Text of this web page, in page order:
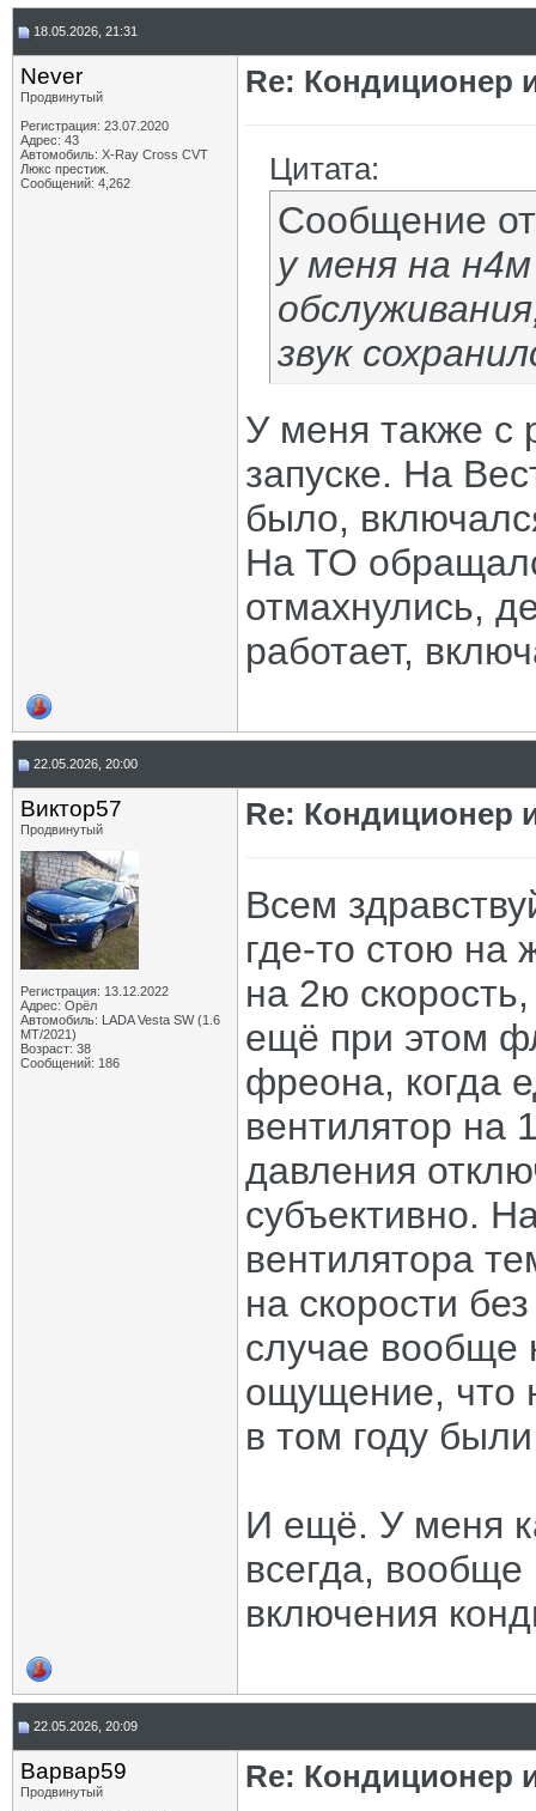
18.05.2026, 21:31
Never
Продвинутый
Регистрация: 23.07.2020
Адрес: 43
Автомобиль: X-Ray Cross CVT
Люкс престиж.
Сообщений: 4,262
Re: Кондиционер
Цитата:
Сообщение
у меня на
звук
У меня также с
запуске. На
было,
На ТО
отмахнулись,
работает,
22.05.2026, 20:00
Виктор57
Продвинутый
Регистрация: 13.12.2022
Адрес: Орёл
Автомобиль: LADA Vesta SW (1.6
МТ/2021)
Возраст: 38
Сообщений: 186
Re: Кондиционер
Всем
где-то стою на
на 2ю
ещё при этом
фреона, когда
вентилятор на
давления
субъективно.
вентилятора
на скорости
случае вообще
ощущение, что
в том году
И ещё. У меня
всегда, вообще
включения
22.05.2026, 20:09
Варвар59
Продвинутый
Re: Кондиционер